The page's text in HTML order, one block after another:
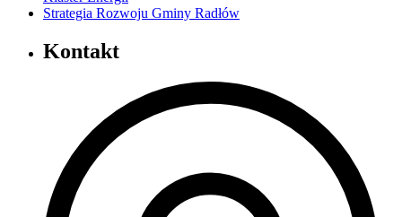
Strategia Rozwoju Gminy Radłów
Kontakt